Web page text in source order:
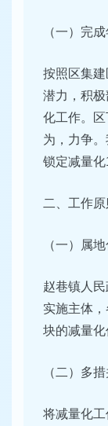
（一）完
按照区集
潜力，积
化工作。
为，力争
锁定减量化
二、工作原
（一）属
赵巷镇人
实施主体
块的减量化
（二）多
将减量化